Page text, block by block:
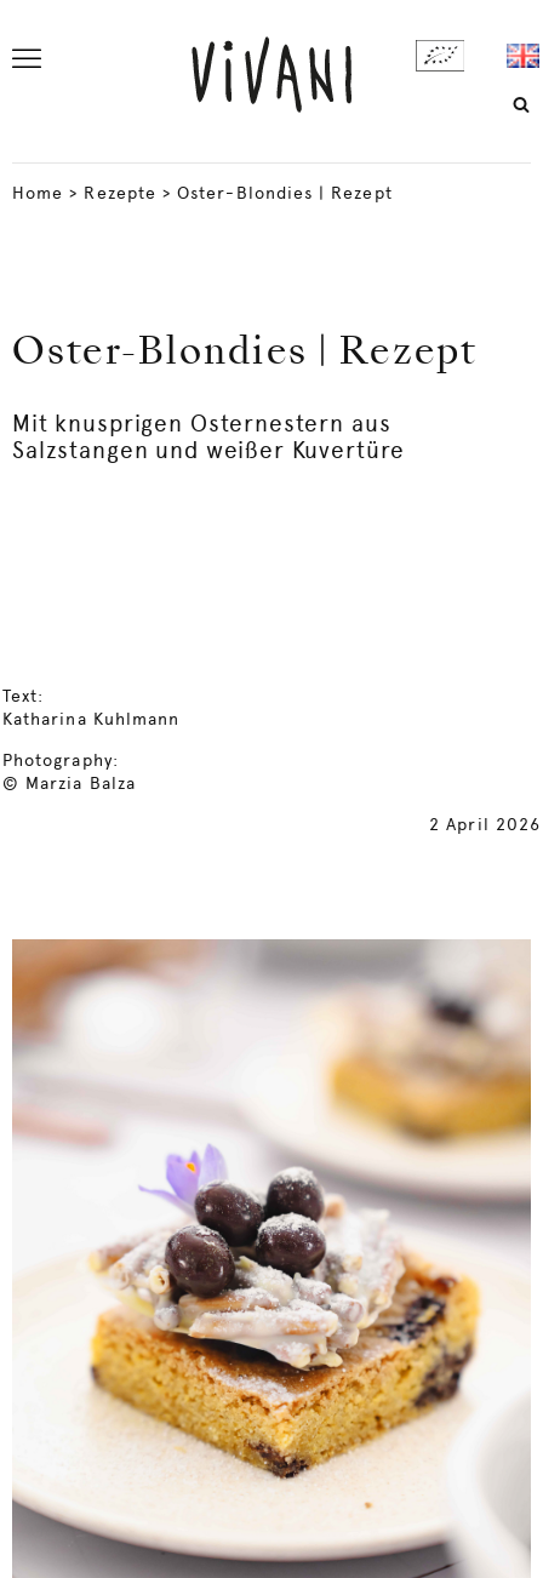
Home > Rezepte >Oster-Blondies | Rezept
Oster-Blondies | Rezept
Mit knusprigen Osternestern aus
Salzstangen und weißer Kuvertüre
Text:
Katharina Kuhlmann
Photography:
© Marzia Balza
2 April 2026